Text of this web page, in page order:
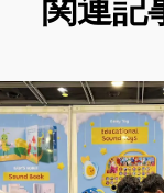
関連記